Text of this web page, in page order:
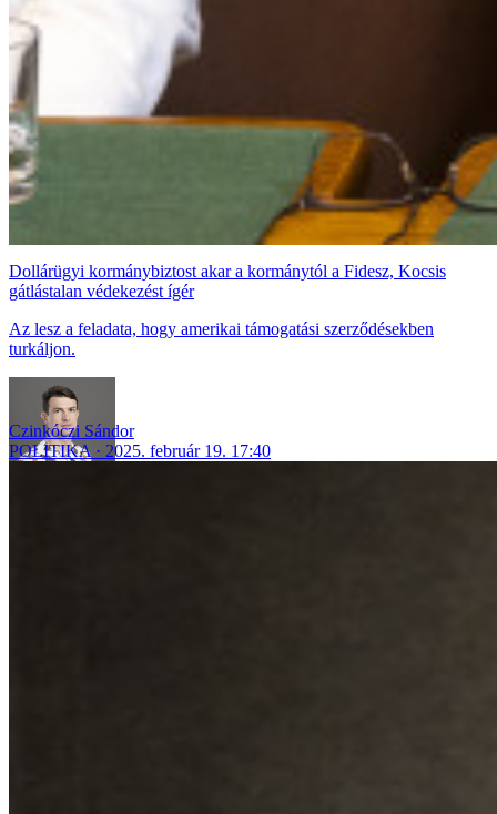
Dollárügyi kormánybiztost akar a kormánytól a Fidesz, Kocsis
gátlástalan védekezést ígér
Az lesz a feladata, hogy amerikai támogatási szerződésekben
turkáljon.
Czinkóczi Sándor
POLITIKA
2025. február 19. 17:40